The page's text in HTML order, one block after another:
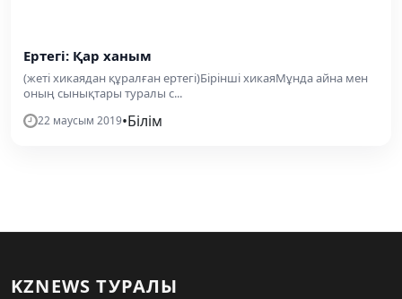
Ертегі: Қар ханым
(жеті хикаядан құралған ертегі)Бірінші хикаяМұнда айна мен
оның сынықтары туралы с...
22 маусым 2019•Білім
KZNEWS ТУРАЛЫ